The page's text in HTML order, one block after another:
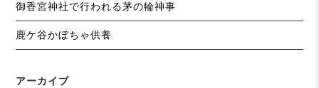
御香宮神社で行われる茅の輪神事
鹿ケ谷かぼちゃ供養
アーカイブ